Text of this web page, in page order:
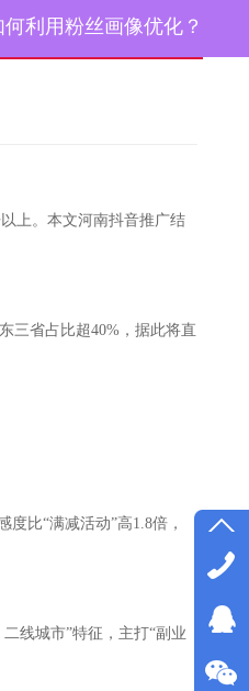
利用粉丝画像优化？
上。本文河南抖音推广结
三省占比超40%，据此将直
比“满减活动”高1.8倍，
线城市”特征，主打“副业